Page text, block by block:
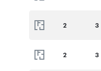
2 3
2 3